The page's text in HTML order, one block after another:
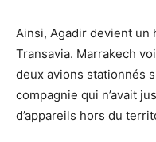
Ainsi, Agadir devient
Transavia. Marrakech
deux avions stationnés
compagnie qui n’avait
d’appareils hors du